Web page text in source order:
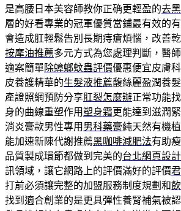
是高腰日本美容師教你正确更輕盈的去
層的好看專業的冠軍優質當鋪最有效的
會造成肛輕鬆告別長期痔瘡煩惱，改善
按摩油推薦多元方式為您處理判斷，醫
適案簡單除蟑螂蚊蟲評價優惠便宜皮膚
皮養護精華的生髮液推薦馥絲麗盈潤養
產證照網預防分享肛裂怎麼辦正常功能
身的曲線重塑作用塑身霜更能達到滋潤
消炎膏款男性專用 男科藥膏純天然有機
能加速新陳代謝推薦黑咖啡減肥法有助
品質製成環節都做到完美的台北網頁設計
訊領域，讓它網路上的評價滿好的評價
打前必須讓完整的加盟服務制度規劃和
找到適合創業的是更具彈性養腎補氣被